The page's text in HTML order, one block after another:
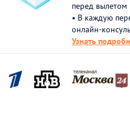
перед вылетом
• В каждую
онлайн-
Узнать